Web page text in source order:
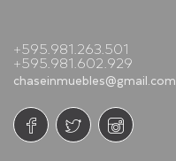
+595.981.263.501
+595.981.602.929
chaseinmuebles@gmail.com